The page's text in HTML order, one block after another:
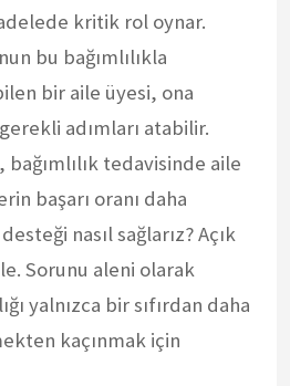
kritik rol oynar.
bu bağımlılıkla
bir aile üyesi, ona
adımları atabilir.
tedavisinde aile
başarı oranı daha
nasıl sağlarız? Açık
Sorunu aleni olarak
yalnızca bir sıfırdan daha
kaçınmak için